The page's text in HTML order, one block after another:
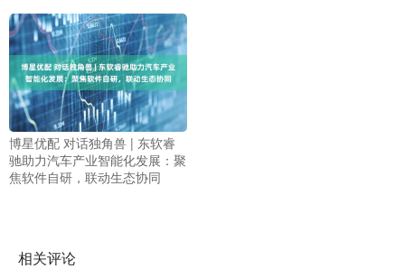
博星优配 对话独角兽 | 东软睿
驰助力汽车产业智能化发展：聚
焦软件自研，联动生态协同
相关评论